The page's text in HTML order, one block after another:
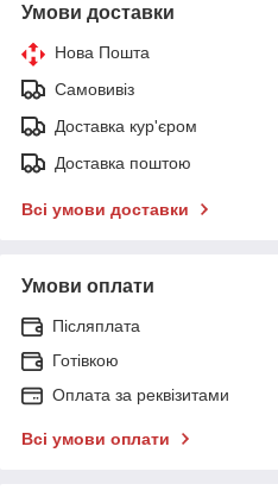
Умови доставки
Нова Пошта
Самовивіз
Доставка кур'єром
Доставка поштою
Всі умови доставки
Умови оплати
Післяплата
Готівкою
Оплата за реквізитами
Всі умови оплати